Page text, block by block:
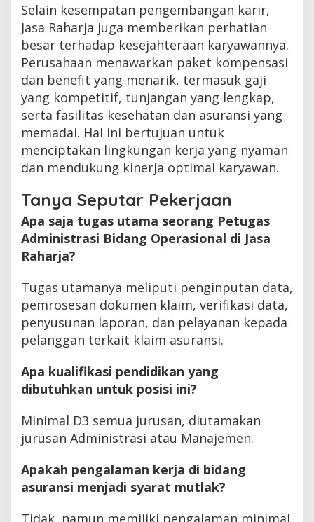
Selain kesempatan pengembangan karir,
Jasa Raharja juga memberikan perhatian
besar terhadap kesejahteraan karyawannya.
Perusahaan menawarkan paket kompensasi
dan benefit yang menarik, termasuk gaji
yang kompetitif, tunjangan yang lengkap,
serta fasilitas kesehatan dan asuransi yang
memadai. Hal ini bertujuan untuk
menciptakan lingkungan kerja yang nyaman
dan mendukung kinerja optimal karyawan.
Tanya Seputar Pekerjaan
Apa saja tugas utama seorang Petugas
Administrasi Bidang Operasional di Jasa
Raharja?
Tugas utamanya meliputi penginputan data,
pemrosesan dokumen klaim, verifikasi data,
penyusunan laporan, dan pelayanan kepada
pelanggan terkait klaim asuransi.
Apa kualifikasi pendidikan yang
dibutuhkan untuk posisi ini?
Minimal D3 semua jurusan, diutamakan
jurusan Administrasi atau Manajemen.
Apakah pengalaman kerja di bidang
asuransi menjadi syarat mutlak?
Tidak, namun memiliki pengalaman minimal